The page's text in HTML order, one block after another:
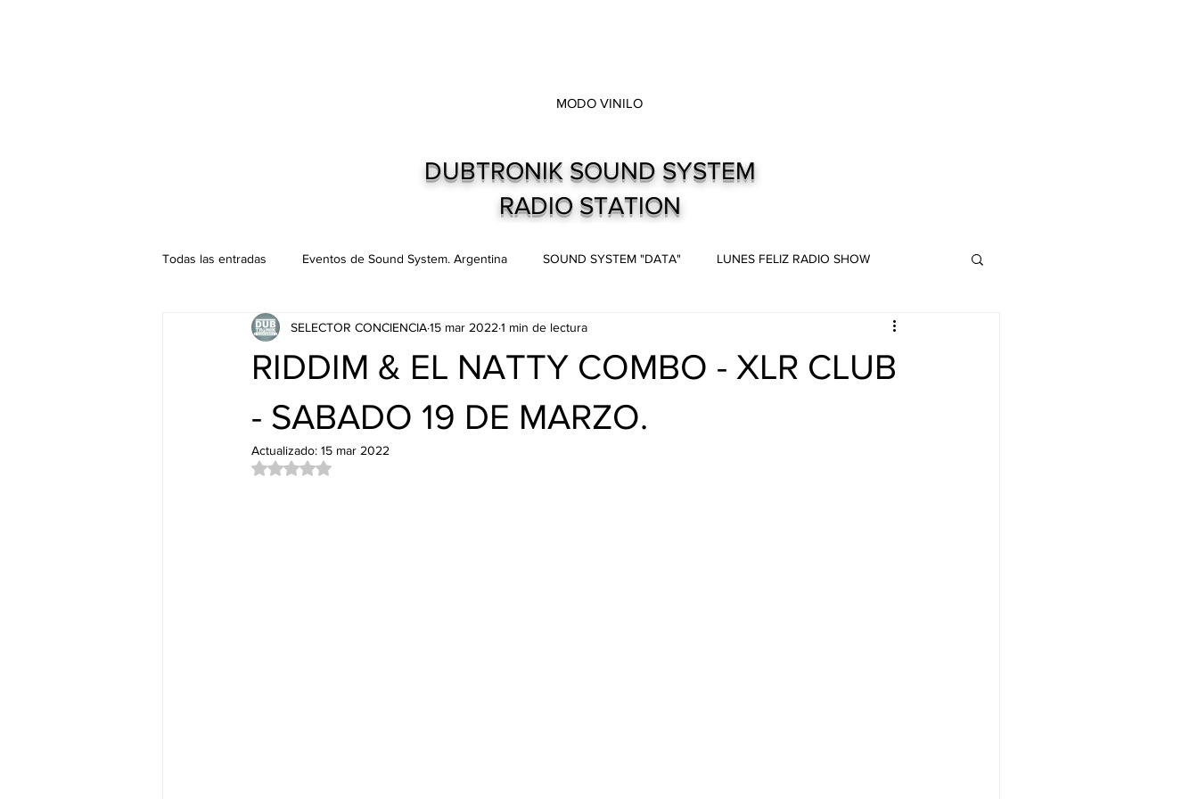
MODO VINILO
DUBTRONIK SOUND SYSTEM
RADIO STATION
Todas las entradas Eventos de Sound System. Argentina SOUND SYSTEM "DATA" LUNES FELIZ RADIO SHOW
Podcast. SOUNDMAN Mixtapes Live and direct. Shows. Recitales. "DUB MEETING LYRICS"
DUB&BUD
RIDDIM & EL NATTY COMBO - XLR CLUB
- SABADO 19 DE MARZO.
SELECTOR CONCIENCIA15 mar 2022 1 min de lectura
Actualizado: 15 mar 2022
Obtuvo NaN de 5 estrellas.